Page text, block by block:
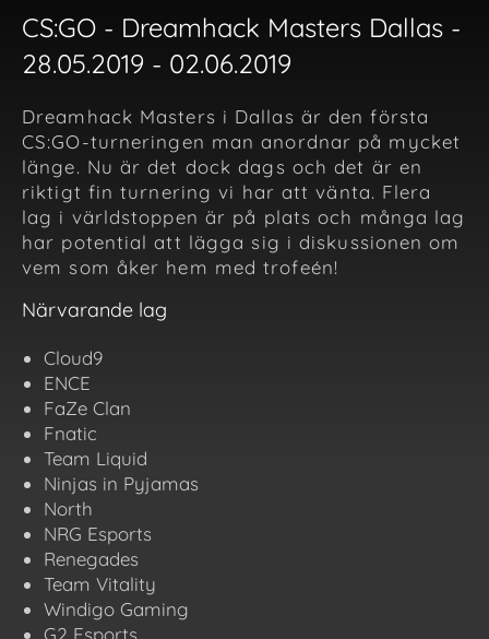
CS:GO - Dreamhack Masters Dallas -
28.05.2019 - 02.06.2019
Dreamhack Masters i Dallas är den första
CS:GO-turneringen man anordnar på mycket
länge. Nu är det dock dags och det är en
riktigt fin turnering vi har att vänta. Flera
lag i världstoppen är på plats och många lag
har potential att lägga sig i diskussionen om
vem som åker hem med trofeén!
Närvarande lag
Cloud9
ENCE
FaZe Clan
Fnatic
Team Liquid
Ninjas in Pyjamas
North
NRG Esports
Renegades
Team Vitality
Windigo Gaming
G2 Esports